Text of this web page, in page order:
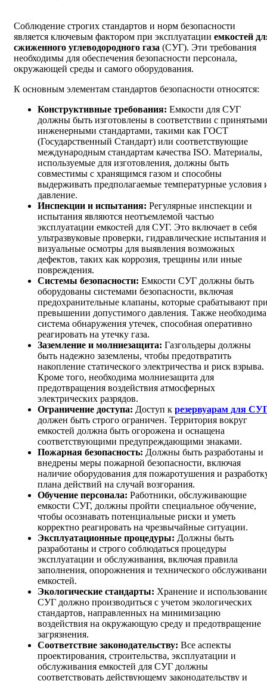
Соблюдение строгих стандартов и норм безопасности
является ключевым фактором при эксплуатации емкостей
сжиженного углеводородного газа (СУГ). Эти требования
необходимы для обеспечения безопасности персонала,
окружающей среды и самого оборудования.
К основным элементам стандартов безопасности относятся:
Конструктивные требования: Емкости для СУГ
должны быть изготовлены в соответствии с принятыми
инженерными стандартами, такими как ГОСТ
(Государственный Стандарт) или соответствующие
международным стандартам качества ISO. Материалы,
используемые для изготовления, должны быть
совместимы с хранящимся газом и способны
выдерживать предполагаемые температурные условия
давление.
Инспекции и испытания: Регулярные инспекции и
испытания являются неотъемлемой частью
эксплуатации емкостей для СУГ. Это включает в себя
ультразвуковые проверки, гидравлические испытания и
визуальные осмотры для выявления возможных
дефектов, таких как коррозия, трещины или иные
повреждения.
Системы безопасности: Емкости СУГ должны быть
оборудованы системами безопасности, включая
предохранительные клапаны, которые срабатывают
превышении допустимого давления. Также необходима
система обнаружения утечек, способная оперативно
реагировать на утечку газа.
Заземление и молниезащита: Газгольдеры должны
быть надежно заземлены, чтобы предотвратить
накопление статического электричества и риск взрыва.
Кроме того, необходима молниезащита для
предотвращения воздействия атмосферных
электрических разрядов.
Ограничение доступа: Доступ к резервуарам для
должен быть строго ограничен. Территория вокруг
емкостей должна быть огорожена и оснащена
соответствующими предупреждающими знаками.
Пожарная безопасность: Должны быть разработаны и
внедрены меры пожарной безопасности, включая
наличие оборудования для пожаротушения и
плана действий на случай возгорания.
Обучение персонала: Работники, обслуживающие
емкости СУГ, должны пройти специальное обучение,
чтобы осознавать потенциальные риски и уметь
корректно реагировать на чрезвычайные ситуации.
Эксплуатационные процедуры: Должны быть
разработаны и строго соблюдаться процедуры
эксплуатации и обслуживания, включая правила
заполнения, опорожнения и технического
емкостей.
Экологические стандарты: Хранение и
СУГ должно производиться с учетом экологических
стандартов, направленных на минимизацию
воздействия на окружающую среду и предотвращение
загрязнения.
Соответствие законодательству: Все аспекты
проектирования, строительства, эксплуатации и
обслуживания емкостей для СУГ должны
соответствовать действующему законодательству и